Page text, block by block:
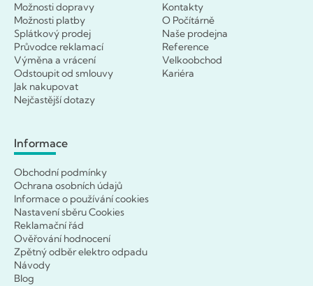
Možnosti dopravy
Možnosti platby
Splátkový prodej
Průvodce reklamací
Výměna a vrácení
Odstoupit od smlouvy
Jak nakupovat
Nejčastější dotazy
Kontakty
O Počítárně
Naše prodejna
Reference
Velkoobchod
Kariéra
Informace
Obchodní podmínky
Ochrana osobních údajů
Informace o používání cookies
Nastavení sběru Cookies
Reklamační řád
Ověřování hodnocení
Zpětný odběr elektro odpadu
Návody
Blog